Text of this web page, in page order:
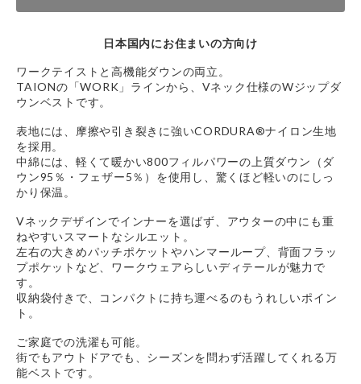
日本国内にお住まいの方向け
ワークテイストと高機能ダウンの両立。
TAIONの「WORK」ラインから、Vネック仕様のWジップダ
ウンベストです。
表地には、摩擦や引き裂きに強いCORDURA®ナイロン生地
を採用。
中綿には、軽くて暖かい800フィルパワーの上質ダウン（ダ
ウン95％・フェザー5％）を使用し、驚くほど軽いのにしっ
かり保温。
Vネックデザインでインナーを選ばず、アウターの中にも重
ねやすいスマートなシルエット。
左右の大きめパッチポケットやハンマーループ、背面フラッ
プポケットなど、ワークウェアらしいディテールが魅力で
す。
収納袋付きで、コンパクトに持ち運べるのもうれしいポイン
ト。
ご家庭での洗濯も可能。
街でもアウトドアでも、シーズンを問わず活躍してくれる万
能ベストです。